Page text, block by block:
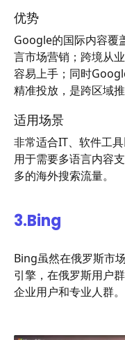
优势
Google的国际内容覆
言市场营销；跨境从
容易上手；同时
精准投放，是跨区域推
适用场景
非常适合IT、软件工
用于需要多语言内容
多的海外搜索流量。
3.Bing
Bing虽然在俄罗斯市
引擎，在俄罗斯用户
企业用户和专业人群。